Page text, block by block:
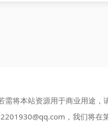
将本站资源用于商业用途，
，我们将在